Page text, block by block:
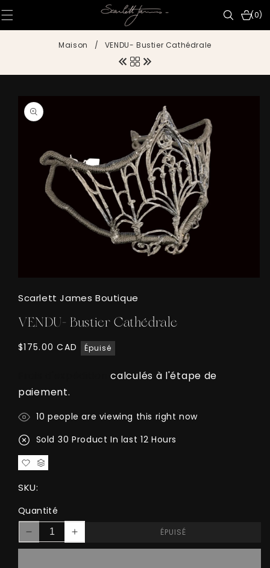
PASSER AU
CONTENU
(0)
0
Maison / VENDU- Bustier Cathédrale
INFORMATIONS
PRODUITS
média
dans
une
modale
Scarlett James Boutique
VENDU- Bustier Cathédrale
Prix
$175.00 CAD Épuisé
calculés à l'étape de
paiement.
19 people are viewing this right now
Sold 22 Product In last 11 Hours
SKU:
Quantité
Réduire
la
Augmenter
la
ÉPUISÉ